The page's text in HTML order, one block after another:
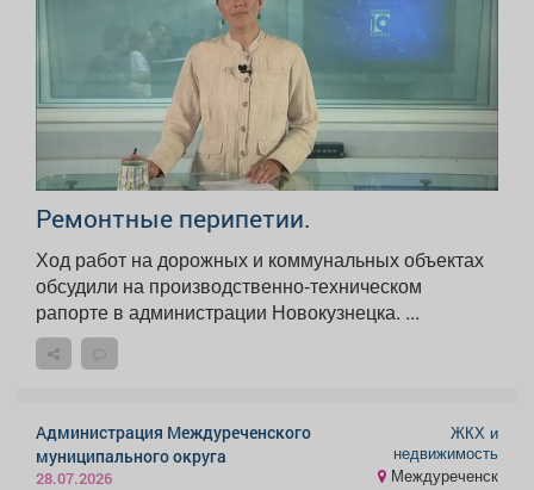
Ремонтные перипетии.
Ход работ на дорожных и коммунальных объектах
обсудили на производственно-техническом
рапорте в администрации Новокузнецка. ...
Администрация Междуреченского
муниципального округа
28.07.2026
ЖКХ и
недвижимость
Междуреченск